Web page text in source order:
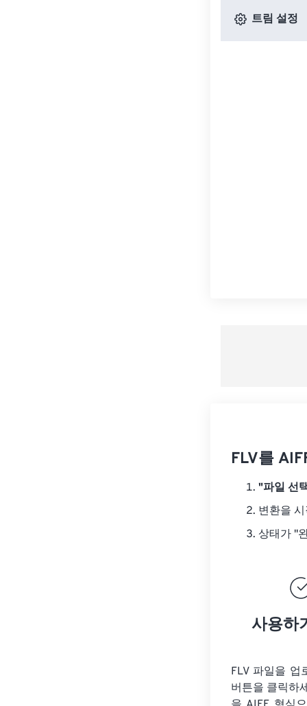
트림 설정
FLV를
"파일 선
변환을
상태가 "
사용하
FLV 파일을 업
버튼을 클릭하